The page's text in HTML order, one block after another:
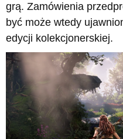
grą. Zamówienia
być może wtedy
edycji kolekcjonerskiej.